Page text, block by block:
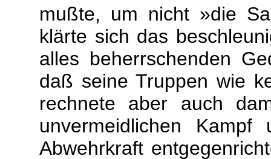
mußte, um nicht »die
klärte sich das
alles beherrschenden
daß seine Truppen wie
rechnete aber auch
unvermeidlichen
Abwehrkraft